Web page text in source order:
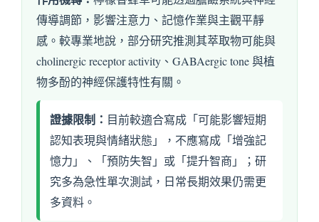
傳導調節，影響注意力、記憶作業與主觀平靜
感。較專業地說，部分研究推測其萃取物可能與
cholinergic receptor activity、GABAergic tone 與植
物多酚的神經保護特性有關。
證據限制： 目前較適合寫成「可能影響短期
認知表現與情緒狀態」，不應寫成「增強記
憶力」、「預防失智」或「提升智商」；研
究多為急性單次測試，日常長期效果仍需更
多資料。